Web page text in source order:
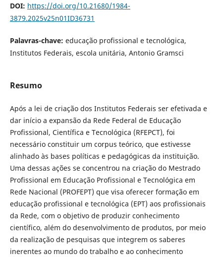
DOI: https://doi.org/10.21680/1984-
3879.2025v25n01ID36731
Palavras-chave: educação profissional e tecnológica,
Institutos Federais, escola unitária, Antonio Gramsci
Resumo
Após a lei de criação dos Institutos Federais ser efetivada e
dar início a expansão da Rede Federal de Educação
Profissional, Científica e Tecnológica (RFEPCT), foi
necessário constituir um corpus teórico, que estivesse
alinhado às bases políticas e pedagógicas da instituição.
Uma dessas ações se concentrou na criação do Mestrado
Profissional em Educação Profissional e Tecnológica em
Rede Nacional (PROFEPT) que visa oferecer formação em
educação profissional e tecnológica (EPT) aos profissionais
da Rede, com o objetivo de produzir conhecimento
científico, além do desenvolvimento de produtos, por meio
da realização de pesquisas que integrem os saberes
inerentes ao mundo do trabalho e ao conhecimento